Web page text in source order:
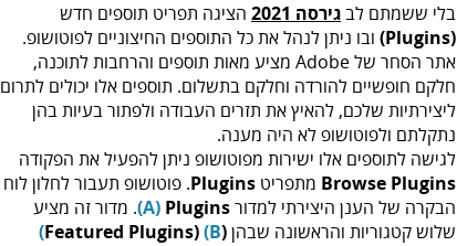
בלי ששמתם לבגירסה 2021
הציגה תפריט תוספים חדש
(Plugins)
ובו ניתן לנהל את כל התוספים החיצוניים לפוטושופ.
אתר הסחר של Adobe מציע מאות תוספים והרחבות לתוכנה,
חלקם חופשיים להורדה וחלקם בתשלום. תוספים אלו יכולים לתרום
ליצירתיות שלכם, להאיץ את תזרים העבודה ולפתור בעיות בהן
נתקלתם ולפוטושופ לא היה מענה.
לגישה לתוספים אלו ישירות מפוטושופ ניתן להפעיל את הפקודה
Browse Plugins מתפריט Plugins. פוטושופ תעבור לחלון לוח
הבקרה של הענן היצירתי למדור
A) Plugins
). מדור זה מציע
שלוש קטגוריות והראשונה שבהן(
B)
(Featured Plugins
)